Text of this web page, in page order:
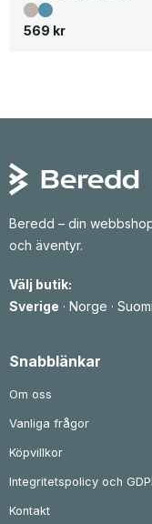
569 kr
Beredd – din
och äventyr.
Välj butik:
Sverige · Norge · Suomi
Snabblänkar
Om oss
Vanliga frågor
Köpvillkor
Integritetspolicy och
Kontakt